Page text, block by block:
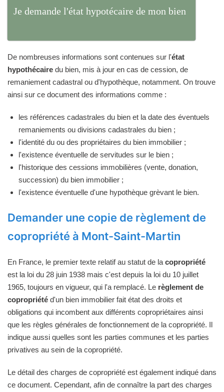
Je demande l'état hypotécaire de mon bien
De nombreuses informations sont contenues sur l'état
hypothécaire du bien, mis à jour en cas de cession, de
remaniement cadastral ou d'hypothèque, notamment. On trouve
ainsi sur ce document des informations comme :
les références cadastrales du bien et la date des éventuels
remaniements ou divisions cadastrales du bien ;
l'identité du ou des propriétaires du bien immobilier ;
l'existence éventuelle de servitudes sur le bien ;
l'historique des cessions immobilières (vente, donation,
succession) du bien immobilier ;
l'existence éventuelle d'une hypothèque grèvant le bien.
Demander une copie de règlement de
copropriété à Mont-Saint-Martin
En France, le premier texte relatif au statut de la copropriété
est la loi du 28 juin 1938 mais c'est depuis la loi du 10 juillet
1965, toujours en vigueur, qui l'a remplacé. Le règlement de
copropriété d'un bien immobilier fait état des droits et
obligations qui incombent aux différents copropriétaires ainsi
que les règles générales de fonctionnement de la copropriété. Il
indique aussi quelles sont les parties communes et les parties
privatives au sein de la copropriété.
Le détail des charges de copropriété est également indiqué dans
ce document. Cependant, afin de connaître la part des charges